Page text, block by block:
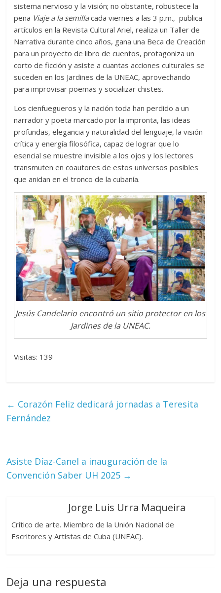
sistema nervioso y la visión; no obstante, robustece la
peña Viaje a la semillacada viernes a las 3 p.m., publica
artículos en la Revista Cultural Ariel, realiza un Taller de
Narrativa durante cinco años, gana una Beca de Creación
para un proyecto de libro de cuentos, protagoniza un
corto de ficción y asiste a cuantas acciones culturales se
suceden en los Jardines de la UNEAC, aprovechando
para improvisar poemas y socializar chistes.
Los cienfuegueros y la nación toda han perdido a un
narrador y poeta marcado por la impronta, las ideas
profundas, elegancia y naturalidad del lenguaje, la visión
crítica y energía filosófica, capaz de lograr que lo
esencial se muestre invisible a los ojos y los lectores
transmuten en coautores de estos universos posibles
que anidan en el tronco de la cubanía.
Jesús Candelario encontró un sitio protector en los
Jardines de la UNEAC.
Visitas: 139
← Corazón Feliz dedicará jornadas a Teresita
Fernández
Asiste Díaz-Canel a inauguración de la
Convención Saber UH 2025 →
Jorge Luis Urra Maqueira
Crítico de arte. Miembro de la Unión Nacional de
Escritores y Artistas de Cuba (UNEAC).
Deja una respuesta